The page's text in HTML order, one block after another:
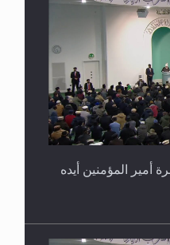
أمير المؤمنين أيده